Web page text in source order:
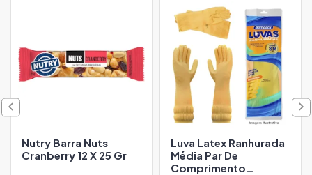
Nutry Barra Nuts
Cranberry 12 X 25 Gr
Luva Latex Ranhurada
Média Par De
Comprimento